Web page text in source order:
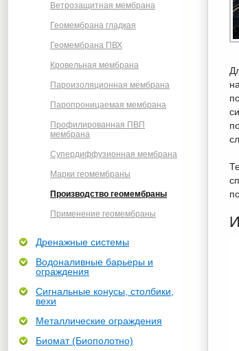
Ветрозащитная мембрана
Геомембрана гладкая
Геомембрана ПВХ
Кровельная мембрана
Пароизоляционная мембрана
Паропроницаемая мембрана
Профилированная ПВП
мембрана
Супердиффузионная мембрана
Марки геомембраны
Производство геомембраны
Применение геомембраны
Дренажные системы
Водоналивные барьеры и
ограждения
Сигнальные конусы, столбики,
вехи
Металлические ограждения
Биомат (Биополотно)